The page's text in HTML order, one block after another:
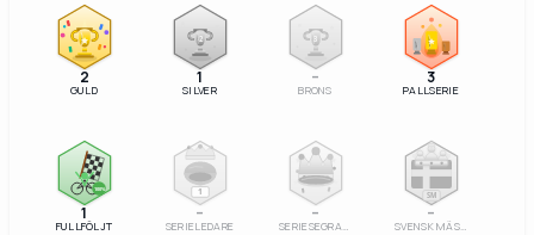
2
GULD
2
1
SILVER
3
–
BRONS
3
PALLSERIE
100%
1
FULLFÖLJT
1
–
SERIELEDARE
–
SERIESEGRARE
SM
–
SVENSK MÄSTARE